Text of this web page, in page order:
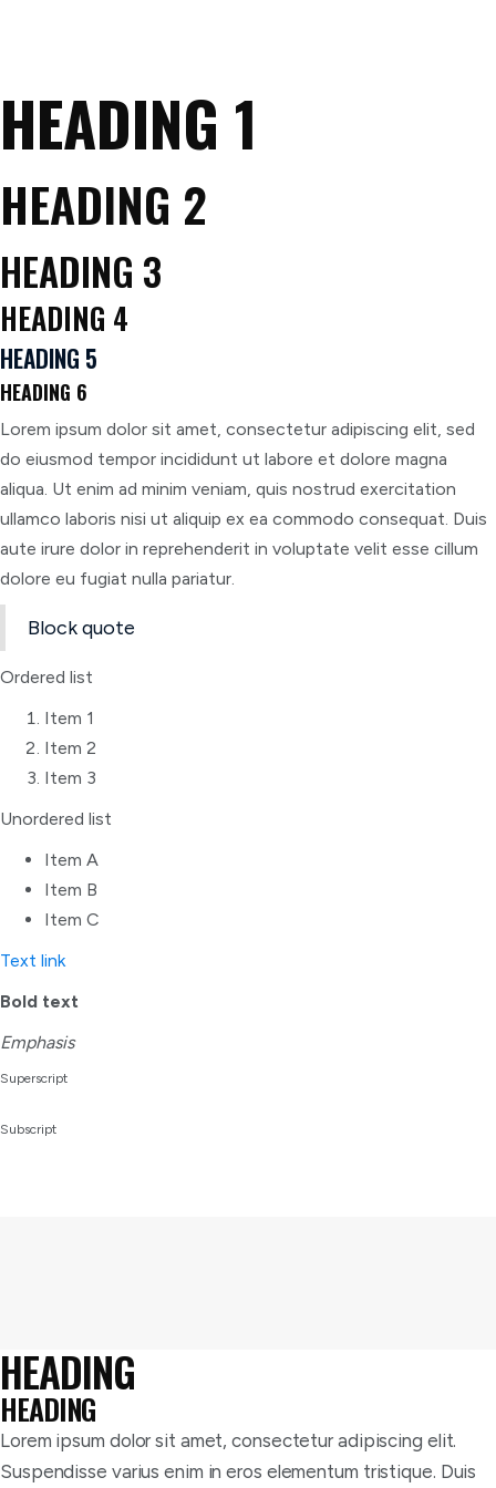
HEADING 1
HEADING 2
HEADING 3
HEADING 4
HEADING 5
HEADING 6
Lorem ipsum dolor sit amet, consectetur adipiscing elit, sed
do eiusmod tempor incididunt ut labore et dolore magna
aliqua. Ut enim ad minim veniam, quis nostrud exercitation
ullamco laboris nisi ut aliquip ex ea commodo consequat. Duis
aute irure dolor in reprehenderit in voluptate velit esse cillum
dolore eu fugiat nulla pariatur.
Block quote
Ordered list
Item 1
Item 2
Item 3
Unordered list
Item A
Item B
Item C
Text link
Bold text
Emphasis
Superscript
Subscript
HEADING
HEADING
Lorem ipsum dolor sit amet, consectetur adipiscing elit.
Suspendisse varius enim in eros elementum tristique. Duis